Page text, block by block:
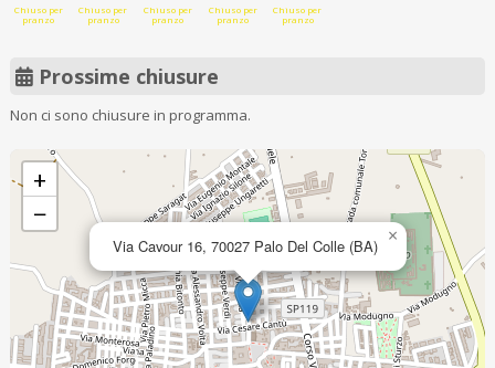
Chiuso per
pranzo
Chiuso per
pranzo
Chiuso per
pranzo
Chiuso per
pranzo
Chiuso per
pranzo
Prossime chiusure
Non ci sono chiusure in programma.
Via Cavour 16, 70027 Palo Del Colle (BA) ×
+
−